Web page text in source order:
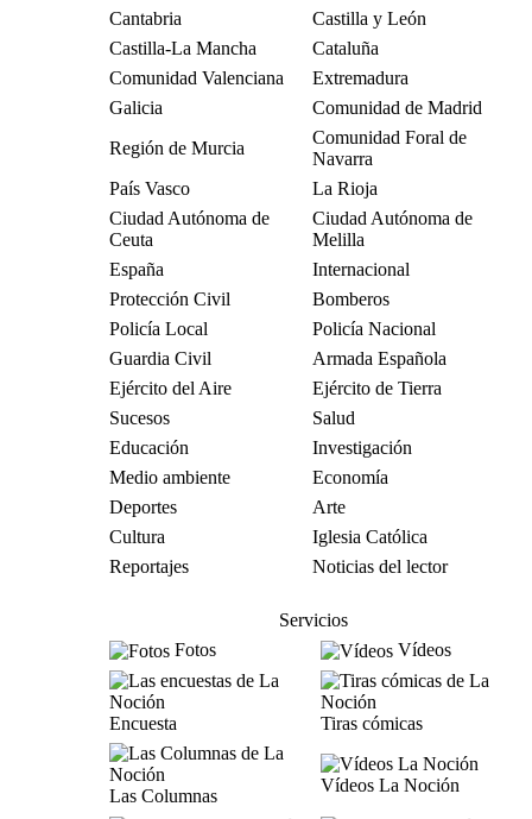
Cantabria
Castilla y León
Castilla-La Mancha
Cataluña
Comunidad Valenciana
Extremadura
Galicia
Comunidad de Madrid
Región de Murcia
Comunidad Foral de
Navarra
País Vasco
La Rioja
Ciudad Autónoma de
Ceuta
Ciudad Autónoma de
Melilla
España
Internacional
Protección Civil
Bomberos
Policía Local
Policía Nacional
Guardia Civil
Armada Española
Ejército del Aire
Ejército de Tierra
Sucesos
Salud
Educación
Investigación
Medio ambiente
Economía
Deportes
Arte
Cultura
Iglesia Católica
Reportajes
Noticias del lector
Servicios
Fotos
Vídeos
Encuesta Tiras cómicas
Las Columnas
Vídeos La Noción